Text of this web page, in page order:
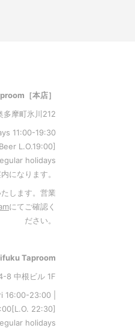
［本店］
多摩町氷川212
11:00-19:30
L.O.19:00]
holidays
になります。
します。営業
にてご確認く
ださい。
Taproom
8 中根ビル 1F
16:00-23:00 |
[L .O. 22:30]
holidays